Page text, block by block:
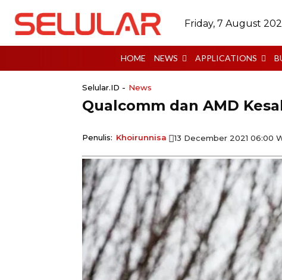
Friday, 7 August
HOME NEWS APPLICATIONS
Selular.ID - News
Qualcomm dan AMD
Penulis: Khoirunnisa 13 December 2021 06:00